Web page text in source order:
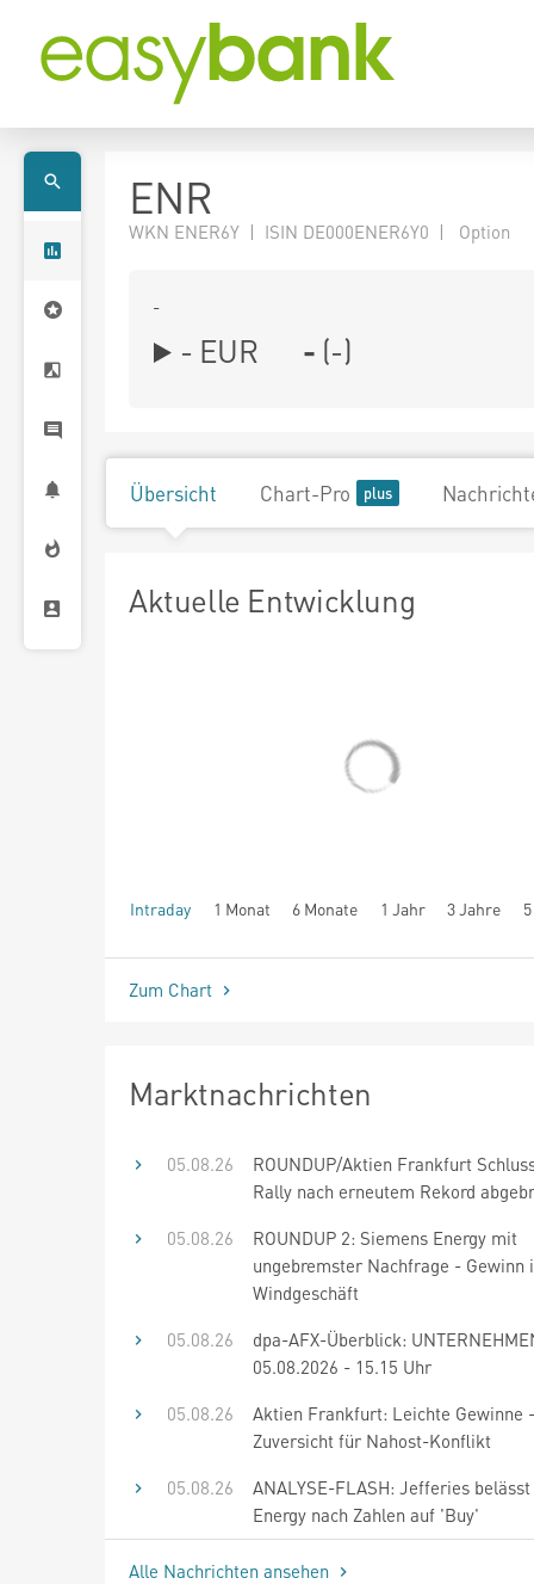
ENR
WKN ENER6Y | ISIN DE000ENER6Y0 | Option
-
- EUR - (-)
Übersicht Chart-Pro
Aktuelle Entwicklung
Intraday 1 Monat 6 Monate 1 Jahr 3 Jahre
seit Beginn
Zum Chart
Marktnachrichten
05.08.26
ROUNDUP/Aktien Frankfurt
Rally nach erneutem Rekord
05.08.26
ROUNDUP 2: Siemens Energy mit
ungebremster Nachfrage - Gewinn
Windgeschäft
05.08.26
dpa-AFX-Überblick:
05.08.2026 - 15.15 Uhr
05.08.26
Aktien Frankfurt: Leichte Gewinne -
Zuversicht für Nahost-Konflikt
05.08.26
ANALYSE-FLASH: Jefferies
Energy nach Zahlen auf 'Buy'
Alle Nachrichten ansehen